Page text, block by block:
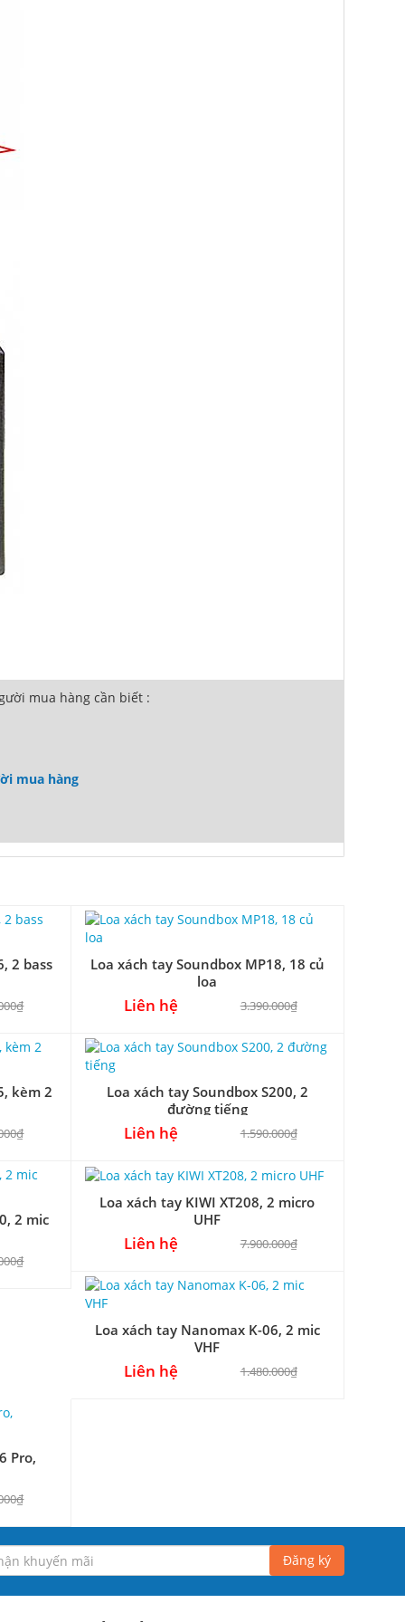
mua hàng cần biết :
mua hàng
2 bass
Loa xách tay Soundbox MP18, 18 củ
loa
Liên hệ 3.390.000₫
kèm 2
Loa xách tay Soundbox S200, 2
đường tiếng
Liên hệ 1.590.000₫
2 mic
Loa xách tay KIWI XT208, 2 micro
UHF
Liên hệ 7.900.000₫
Loa xách tay Nanomax K-06, 2 mic
VHF
Liên hệ 1.480.000₫
Pro,
Đăng ký